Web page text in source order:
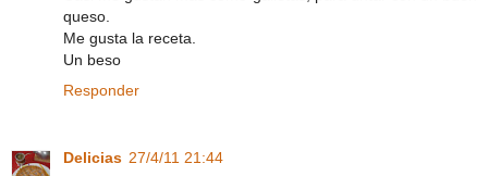
queso.
Me gusta la receta.
Un beso
Responder
Delicias 27/4/11 21:44